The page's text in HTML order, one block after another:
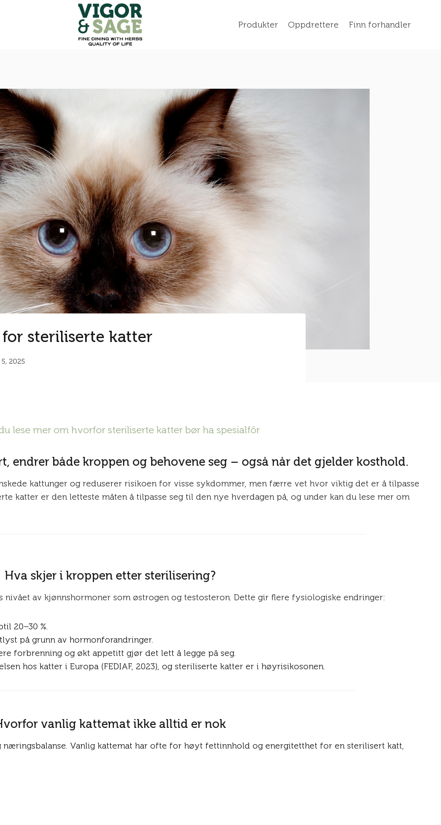
Produkter Oppdrettere Finn forhandler
steriliserte katter
2025
lese mer om hvorfor steriliserte katter bør ha spesialfôr
endrer både kroppen og behovene seg – også når det gjelder kosthold.
kattunger og reduserer risikoen for visse sykdommer, men færre vet hvor viktig det er å tilpasse
katter er den letteste måten å tilpasse seg til den nye hverdagen på, og under kan du lese mer om
Hva skjer i kroppen etter sterilisering?
av kjønnshormoner som østrogen og testosteron. Dette gir flere fysiologiske endringer:
20–30 %.
på grunn av hormonforandringer.
forbrenning og økt appetitt gjør det lett å legge på seg.
hos katter i Europa (FEDIAF, 2023), og steriliserte katter er i høyrisikosonen.
vanlig kattemat ikke alltid er nok
Vanlig kattemat har ofte for høyt fettinnhold og energitetthet for en sterilisert katt,